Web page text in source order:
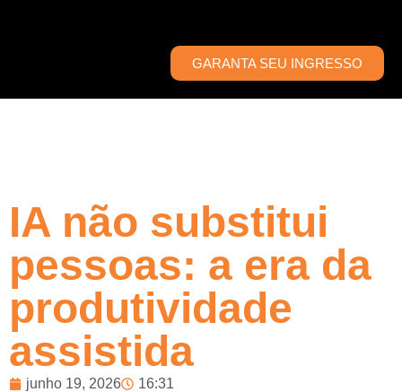
GARANTA SEU INGRESSO
IA não substitui
pessoas: a era da
produtividade
assistida
junho 19, 2026
16:31